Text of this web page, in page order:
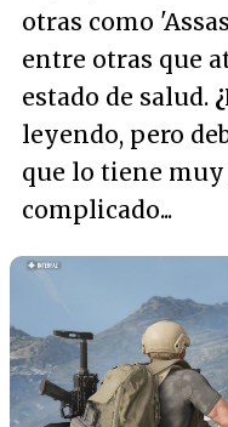
otras como
entre otras que
estado de salud.
leyendo, pero
que lo tiene
complicado...